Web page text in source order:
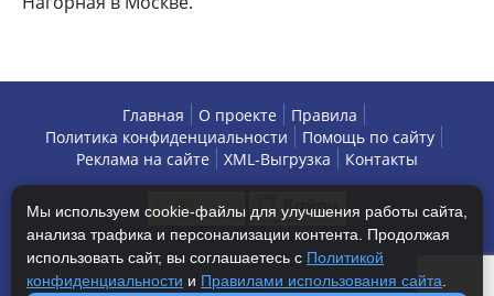
Главная О проекте
Правила
Политика конфиденциальности
Помощь по сайту
Реклама на сайте
XML-Выгрузка Контакты
Мы используем cookie-файлы для улучшения работы сайта,
анализа трафика и персонализации контента. Продолжая
использовать сайт, вы соглашаетесь с Политикой
конфиденциальности и Правилами использования сайта